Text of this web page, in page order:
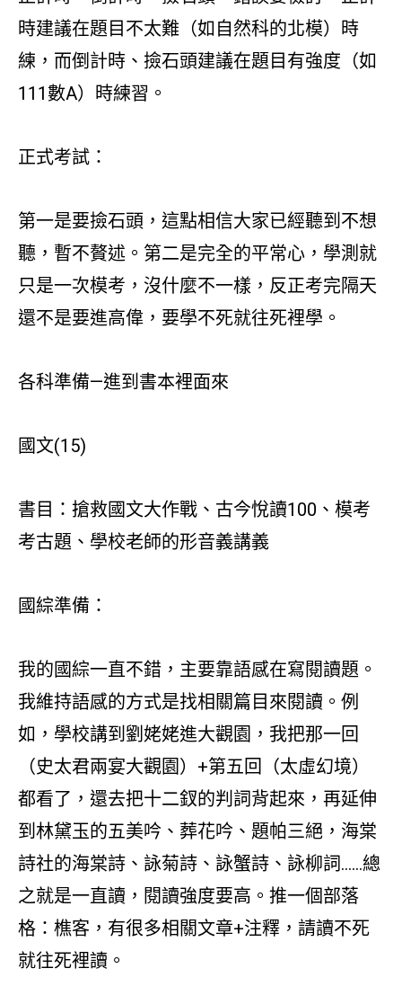
時建議在題目不太難（如自然科的北模）時
練，而倒計時、撿石頭建議在題目有強度（如
111數A）時練習。
正式考試：
第一是要撿石頭，這點相信大家已經聽到不想
聽，暫不贅述。第二是完全的平常心，學測就
只是一次模考，沒什麼不一樣，反正考完隔天
還不是要進高偉，要學不死就往死裡學。
各科準備—進到書本裡面來
國文(15)
書目：搶救國文大作戰、古今悅讀100、模考
考古題、學校老師的形音義講義
國綜準備：
我的國綜一直不錯，主要靠語感在寫閱讀題。
我維持語感的方式是找相關篇目來閱讀。例
如，學校講到劉姥姥進大觀園，我把那一回
（史太君兩宴大觀園）+第五回（太虛幻境）
都看了，還去把十二釵的判詞背起來，再延伸
到林黛玉的五美吟、葬花吟、題帕三絕，海棠
詩社的海棠詩、詠菊詩、詠蟹詩、詠柳詞……總
之就是一直讀，閱讀強度要高。推一個部落
格：樵客，有很多相關文章+注釋，請讀不死
就往死裡讀。